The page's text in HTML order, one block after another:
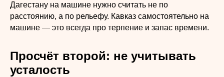
Дагестану на машине нужно считать не по
расстоянию, а по рельефу. Кавказ самостоятельно на
машине — это всегда про терпение и запас времени.
Просчёт второй: не учитывать
усталость